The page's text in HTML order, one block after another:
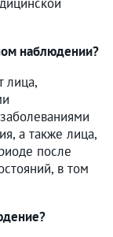
наблюдении?
лица,
а также лица,
после
в том